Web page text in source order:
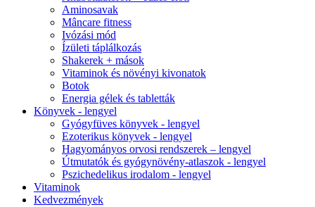
Aminosavak
Mâncare fitness
Ivózási mód
Ízületi táplálkozás
Shakerek + mások
Vitaminok és növényi kivonatok
Botok
Energia gélek és tabletták
Könyvek - lengyel
Gyógyfüves könyvek - lengyel
Ezoterikus könyvek - lengyel
Hagyományos orvosi rendszerek – lengyel
Útmutatók és gyógynövény-atlaszok - lengyel
Pszichedelikus irodalom - lengyel
Vitaminok
Kedvezmények